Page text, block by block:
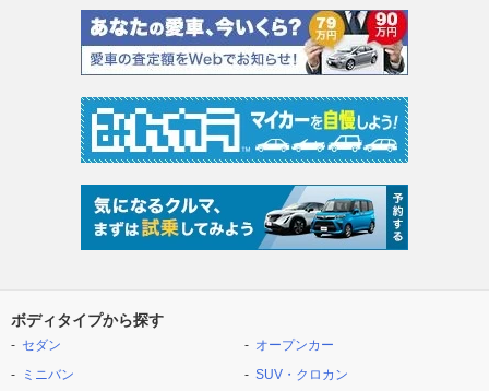
ボディタイプから探す
セダン
ミニバン
オープンカー
SUV・クロカン